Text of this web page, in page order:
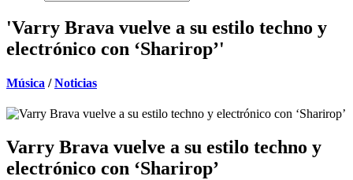
'Varry Brava vuelve a su estilo techno y
electrónico con ‘Sharirop’'
Música /Noticias
Varry Brava vuelve a su estilo techno y
electrónico con ‘Sharirop’